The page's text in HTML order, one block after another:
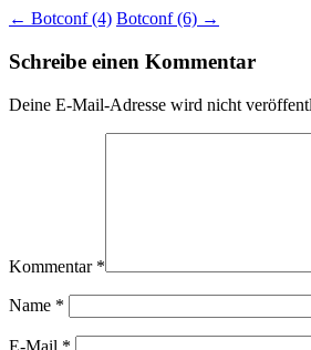
← Botconf (4) Botconf (6) →
Schreibe einen Kommentar
Deine E-Mail-Adresse wird nicht
Kommentar *
Name *
E-Mail *